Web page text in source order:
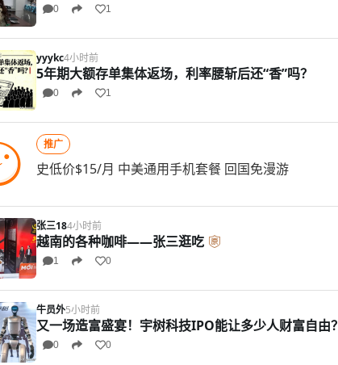
0 1
yyykc4小时前
5年期大额存单集体返场，利率腰斩后还“香”吗？
0 1
推广
史低价$15/月 中美通用手机套餐 回国免漫游
张三184小时前
越南的各种咖啡——张三逛吃
1 0
牛员外5小时前
又一场造富盛宴！宇树科技IPO能让多少人财富自由？
0 0